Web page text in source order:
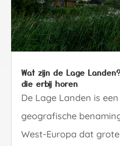
Wat zijn de Lage
die erbij horen
De Lage Landen is
geografische
West-Europa dat